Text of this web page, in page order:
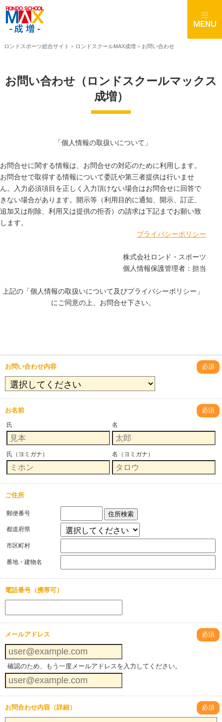
ロンドスポーツ総合サイト > ロンドスクールMAX成増 > お問い合わせ
お問い合わせ（ロンドスクールマックス
成増）
「個人情報の取扱いについて」
お問合せに関する情報は、お問合せの対応のために利用します。
お問合せで取得する情報について委託や第三者提供は行いませ
ん。入力必須項目を正しく入力頂けない場合はお問合せに回答で
きない場合があります。開示等（利用目的に通知、開示、訂正、
追加又は削除、利用又は提供の拒否）の請求は下記までお願い致
します。
プライバシーポリシー
株式会社ロンド・スポーツ
個人情報保護管理者：担当
上記の「個人情報の取扱いについて及びプライバシーポリシー」
にご同意の上、お問合せ下さい。
お問い合わせ内容 必須
お名前 必須
氏 名
氏（ヨミガナ） 名（ヨミガナ）
ご住所
郵便番号 住所検索
都道府県
市区町村
番地・建物名
電話番号（携帯可）
メールアドレス 必須
確認のため、もう一度メールアドレスを入力してください。
お問合わせ内容（詳細） 必須